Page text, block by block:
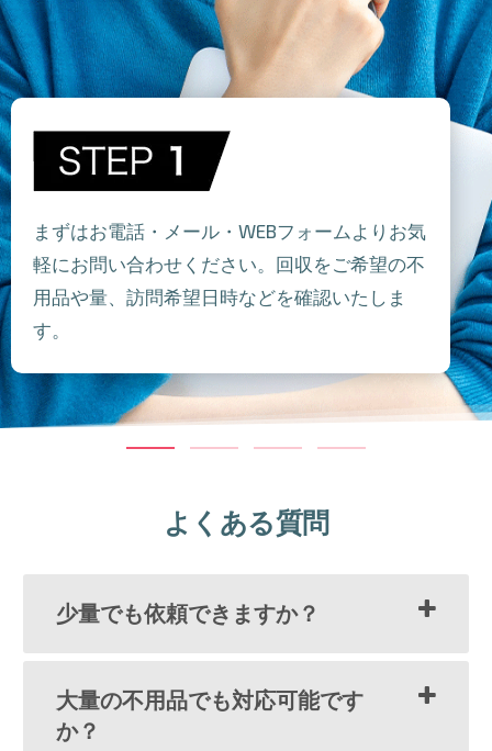
まずはお電話・メール・WEBフォームよりお気
軽にお問い合わせください。回収をご希望の不
用品や量、訪問希望日時などを確認いたしま
す。
よくある質問
少量でも依頼できますか？
大量の不用品でも対応可能です
か？